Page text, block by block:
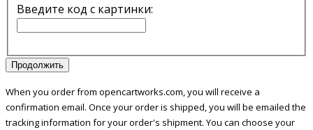
Введите код с картинки:
Продолжить
When you order from opencartworks.com, you will receive a
confirmation email. Once your order is shipped, you will be emailed the
tracking information for your order's shipment. You can choose your